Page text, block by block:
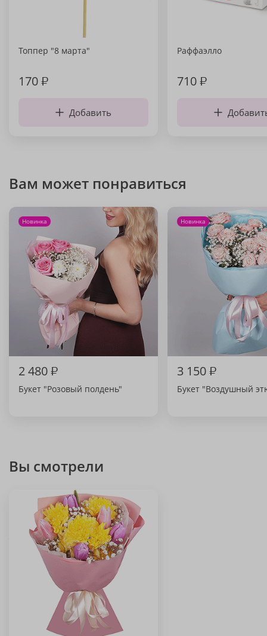
Топпер "8 марта"
170₽
Добавить
Раффаэлло
710₽
Вам может понравиться
Новинка
2 480₽
Букет "Розовый полдень"
Новинка
3 150₽
Букет "Воздушный
Вы смотрели